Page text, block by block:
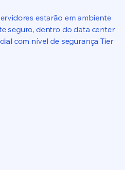
estarão em ambiente
seguro, dentro do data center
com nível de segurança Tier